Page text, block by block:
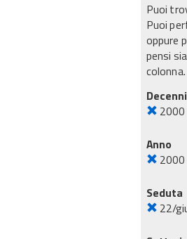
Puoi
Puoi
oppure
pensi
colonna.
Anno
2000
Seduta
22/